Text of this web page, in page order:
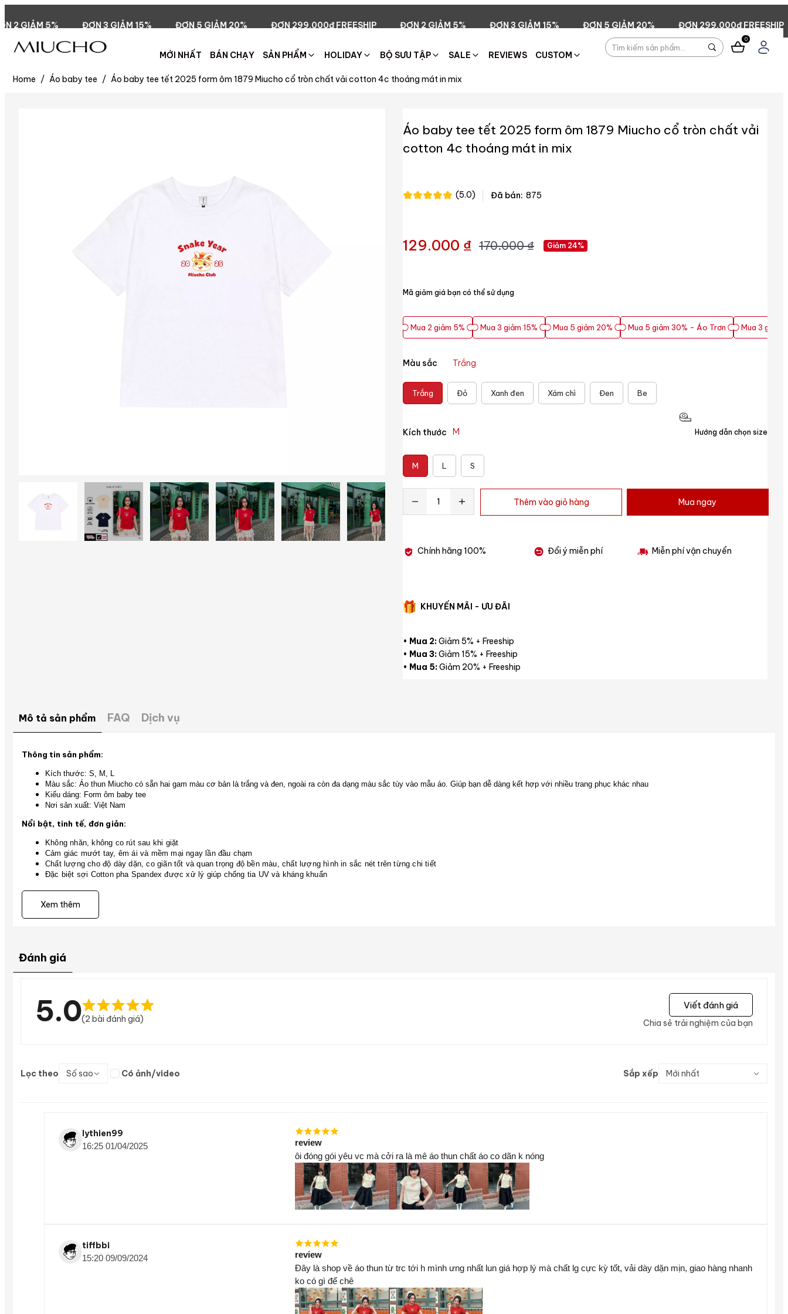
3 GIẢM 15% ĐƠN 5 GIẢM 20% ĐƠN 299.000đ FREESHIP ĐƠN 2 GIẢM 5% ĐƠN 3 GIẢM 15% ĐƠN 5 GIẢM 20% ĐƠN 299.000đ FREESHIP ĐƠN 2 GIẢM 5%
MỚI NHẤT BÁN CHẠY SẢN PHẨM HOLIDAY BỘ SƯU TẬP SALE REVIEWS CUSTOM
0
Home / Áo baby tee / Áo baby tee tết 2025 form ôm 1879 Miucho cổ tròn chất vải cotton 4c thoáng mát in mix
Áo baby tee tết 2025 form ôm 1879 Miucho cổ tròn chất vải
cotton 4c thoáng mát in mix
129.000 ₫ 170.000 ₫
(5.0) Đã bán: 875
Màu sắc Trắng
Trắng Đỏ Xanh đen Xám chì Đen Be
Kích thước M
M L S
Mã giảm giá bạn có thể sử dụng
Mua 2 giảm 5%
Mua 2 giảm 5% Mua 3 giảm 15%
Mua 3 giảm 15% Mua 5 giảm 20%
Mua 5 giảm 20% Mua 5 giảm 30% - Áo Trơn
Mua 5 giảm 30% - Áo Trơn Mua 3 giảm
Mua 3 giảm
Thêm vào giỏ hàng Mua ngay
Chính hãng 100% Đổi ý miễn phí Miễn phí vận chuyển
Giảm 24%
Hướng dẫn chọn size
KHUYẾN MÃI - ƯU ĐÃI
• Mua 2:Giảm 5% + Freeship
• Mua 3:Giảm 15% + Freeship
• Mua 5:Giảm 20% + Freeship
Mô tả sản phẩm FAQ Dịch vụ
Thông tin sản phẩm:
Kích thước: S, M, L
Màu sắc: Áo thun Miucho có sẵn hai gam màu cơ bản là trắng và đen, ngoài ra còn đa dạng màu sắc tùy vào mẫu áo. Giúp bạn dễ dàng kết hợp với nhiều trang phục khác nhau
Kiểu dáng: Form ôm baby tee
Nơi sản xuất: Việt Nam
Nổi bật, tinh tế, đơn giản:
Không nhăn, không co rút sau khi giặt
Cảm giác mướt tay, êm ái và mềm mại ngay lần đầu chạm
Chất lượng cho độ dày dặn, co giãn tốt và quan trọng độ bền màu, chất lượng hình in sắc nét trên từng chi tiết
Đặc biệt sợi Cotton pha Spandex được xử lý giúp chống tia UV và kháng khuẩn
Hướng dẫn chọn size:
Xem thêm
Đánh giá
5.0(2 bài đánh giá)
Viết đánh giá
Chia sẻ trải nghiệm của bạn
Lọc theo Số sao Có ảnh/video Sắp xếp Mới nhất
lythien99
16:25 01/04/2025
review
ôi đóng gói yêu vc mà cởi ra là mê áo thun chất áo co dãn k nóng
tiffbbi
15:20 09/09/2024
review
Đây là shop về áo thun từ trc tới h mình ưng nhất lun giá hợp lý mà chất lg cực kỳ tốt, vải dày dặn mịn, giao hàng nhanh
ko có gì để chê